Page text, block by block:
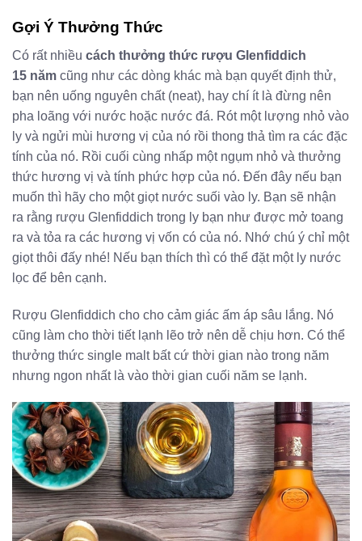
Gợi Ý Thưởng Thức
Có rất nhiều cách thưởng thức rượu Glenfiddich
15 năm cũng như các dòng khác mà bạn quyết định thử,
bạn nên uống nguyên chất (neat), hay chí ít là đừng nên
pha loãng với nước hoặc nước đá. Rót một lượng nhỏ vào
ly và ngửi mùi hương vị của nó rồi thong thả tìm ra các đặc
tính của nó. Rồi cuối cùng nhấp một ngụm nhỏ và thưởng
thức hương vị và tính phức hợp của nó. Đến đây nếu bạn
muốn thì hãy cho một giọt nước suối vào ly. Bạn sẽ nhận
ra rằng rượu Glenfiddich trong ly bạn như được mở toang
ra và tỏa ra các hương vị vốn có của nó. Nhớ chú ý chỉ một
giọt thôi đấy nhé! Nếu bạn thích thì có thể đặt một ly nước
lọc để bên cạnh.
Rượu Glenfiddich cho cho cảm giác ấm áp sâu lắng. Nó
cũng làm cho thời tiết lạnh lẽo trở nên dễ chịu hơn. Có thể
thưởng thức single malt bất cứ thời gian nào trong năm
nhưng ngon nhất là vào thời gian cuối năm se lạnh.